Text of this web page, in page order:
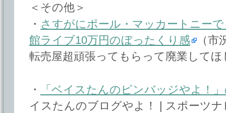
＜その他＞
・ さすがにポール・マッカートニー
館ライブ10万円のぼったくり感
（
転売屋超頑張ってもらって廃業してほ
・
「ベイスたんのピンバッジやよ！
イスたんのブログやよ！ | スポーツナ